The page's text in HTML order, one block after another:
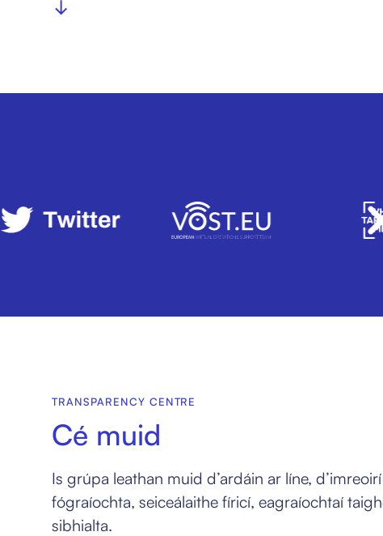
TRANSPARENCY CENTRE
Cé muid
Is grúpa leathan muid d’ardáin ar líne,
fógraíochta, seiceálaithe fíricí, eagraíochtaí
sibhialta.